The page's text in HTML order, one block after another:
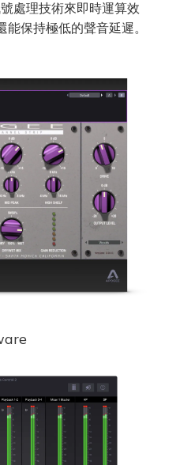
處理技術來即時運算效
保持極低的聲音延遲。